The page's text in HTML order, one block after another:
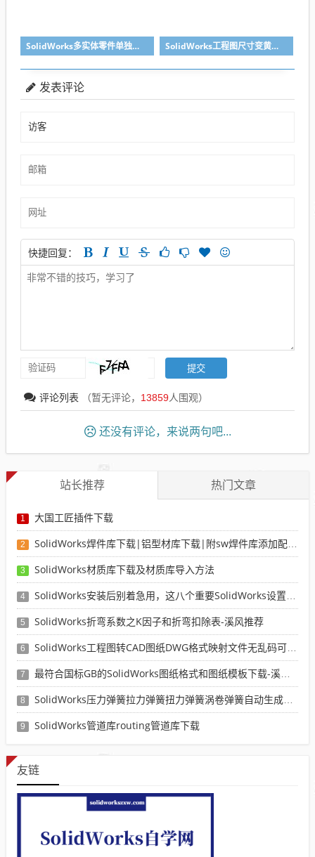
SolidWorks多实体零件单独出某个实体工程图的方法分享 SolidWorks工程图尺寸变黄丢失了怎么办？合理标注很重要
发表评论
快捷回复：
评论列表 （暂无评论， 13859人围观）
还没有评论，来说两句吧...
站长推荐 热门文章
1 大国工匠插件下载
2 SolidWorks焊件库下载|铝型材库下载|附sw焊件库添加配置使用教程
3 SolidWorks材质库下载及材质库导入方法
4 SolidWorks安装后别着急用，这八个重要SolidWorks设置可以提高你的画图效率
5 SolidWorks折弯系数之K因子和折弯扣除表-溪风推荐
6 SolidWorks工程图转CAD图纸DWG格式映射文件无乱码可分层-溪风亲测推荐
7 最符合国标GB的SolidWorks图纸格式和图纸模板下载-溪风专用版
8 SolidWorks压力弹簧拉力弹簧扭力弹簧涡卷弹簧自动生成宏程序下载
9 SolidWorks管道库routing管道库下载
友链